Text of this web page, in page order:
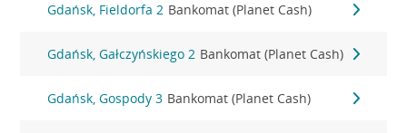
Gdańsk, Fieldorfa 2 Bankomat (Planet Cash)
Gdańsk, Gałczyńskiego 2 Bankomat (Planet Cash)
Gdańsk, Gospody 3 Bankomat (Planet Cash)